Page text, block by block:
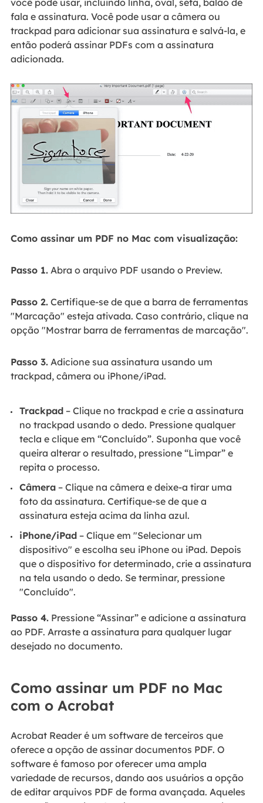
fala e assinatura. Você pode usar a câmera ou
trackpad para adicionar sua assinatura e salvá-la, e
então poderá assinar PDFs com a assinatura
adicionada.
Como assinar um PDF no Mac com visualização:
Passo 1.Abra o arquivo PDF usando o Preview.
Passo 2.Certifique-se de que a barra de ferramentas
"Marcação" esteja ativada. Caso contrário, clique na
opção "Mostrar barra de ferramentas de marcação".
Passo 3.Adicione sua assinatura usando um
trackpad, câmera ou iPhone/iPad.
Trackpad‒ Clique no trackpad e crie a assinatura
no trackpad usando o dedo. Pressione qualquer
tecla e clique em “Concluído”. Suponha que você
queira alterar o resultado, pressione “Limpar” e
repita o processo.
Câmera‒ Clique na câmera e deixe-a tirar uma
foto da assinatura. Certifique-se de que a
assinatura esteja acima da linha azul.
iPhone/iPad‒ Clique em "Selecionar um
dispositivo" e escolha seu iPhone ou iPad. Depois
que o dispositivo for determinado, crie a assinatura
na tela usando o dedo. Se terminar, pressione
"Concluído".
Passo 4.Pressione “Assinar” e adicione a assinatura
ao PDF. Arraste a assinatura para qualquer lugar
desejado no documento.
Como assinar um PDF no Mac
com o Acrobat
Acrobat Reader é um software de terceiros que
oferece a opção de assinar documentos PDF. O
software é famoso por oferecer uma ampla
variedade de recursos, dando aos usuários a opção
de editar arquivos PDF de forma avançada. Aqueles